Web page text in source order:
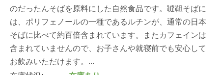
のだったんそばを原料にした自然食品です。韃靼そばに
は、ポリフェノールの一種であるルチンが、通常の日本
そばに比べて約百倍含まれています。またカフェインは
含まれていませんので、お子さんや就寝前でも安心して
お飲みいただけます。...